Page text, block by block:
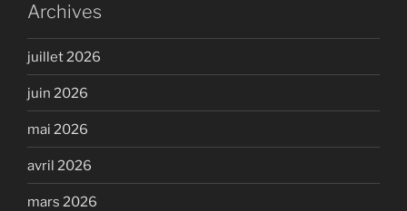
Archives
juillet 2026
juin 2026
mai 2026
avril 2026
mars 2026